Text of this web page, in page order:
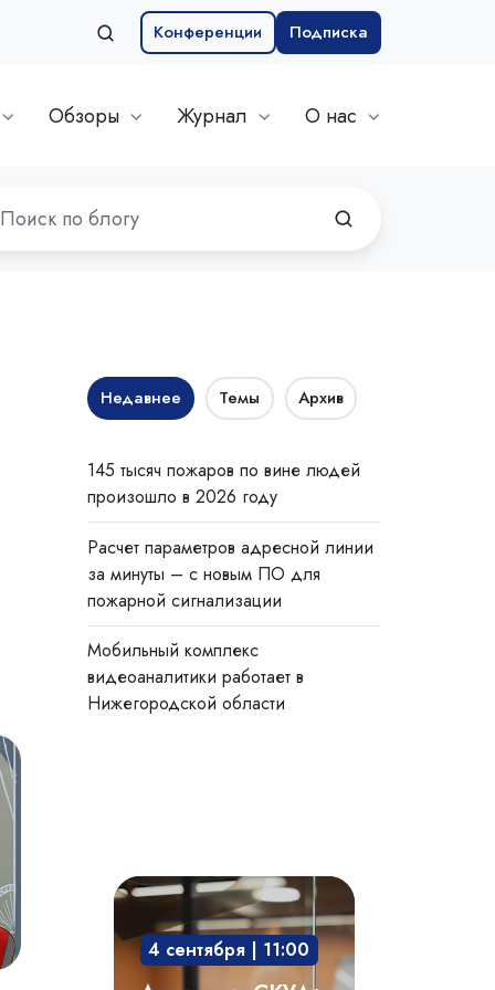
Конференции Подписка
Обзоры Журнал О нас
Недавнее Темы Архив
145 тысяч пожаров по вине людей
произошло в 2026 году
Расчет параметров адресной линии
за минуты – с новым ПО для
пожарной сигнализации
Мобильный комплекс
видеоаналитики работает в
Нижегородской области
Академия
СКУД:
мобильный
доступ,
4 сентября | 11:00